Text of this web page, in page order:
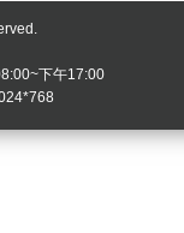
下午17:00